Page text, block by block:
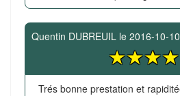
Quentin DUBREUIL le 2016-10-10
Trés bonne prestation et